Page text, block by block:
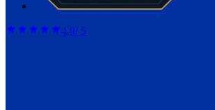
4,9/ 5